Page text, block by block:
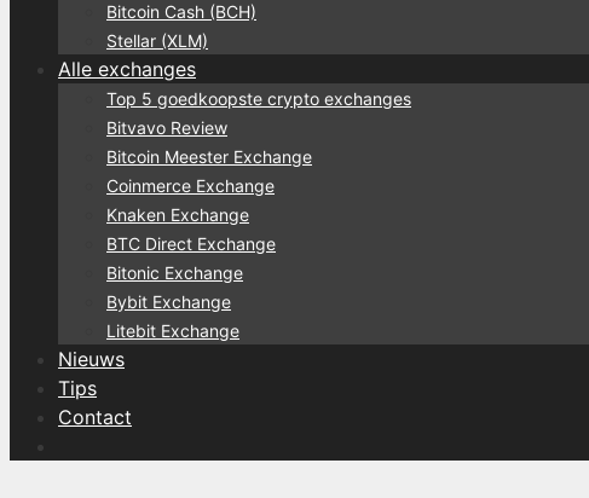
Bitcoin Cash (BCH)
Stellar (XLM)
Alle exchanges
Top 5 goedkoopste crypto exchanges
Bitvavo Review
Bitcoin Meester Exchange
Coinmerce Exchange
Knaken Exchange
BTC Direct Exchange
Bitonic Exchange
Bybit Exchange
Litebit Exchange
Nieuws
Tips
Contact